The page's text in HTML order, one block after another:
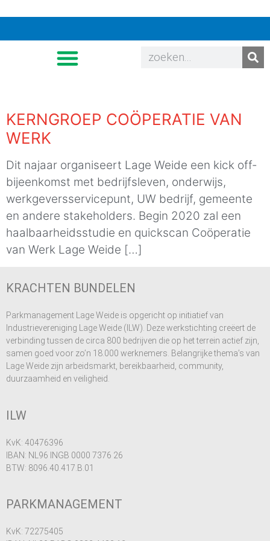
KERNGROEP COÖPERATIE VAN
WERK
Dit najaar organiseert Lage Weide een kick off-
bijeenkomst met bedrijfsleven, onderwijs,
werkgeversservicepunt, UW bedrijf, gemeente
en andere stakeholders. Begin 2020 zal een
haalbaarheidsstudie en quickscan Coöperatie
van Werk Lage Weide […]
KRACHTEN BUNDELEN
Parkmanagement Lage Weide is opgericht op initiatief van
Industrievereniging Lage Weide (ILW). Deze werkstichting creëert de
verbinding tussen de circa 800 bedrijven die op het terrein actief zijn,
samen goed voor zo’n 18.000 werknemers. Belangrijke thema’s van
Lage Weide zijn arbeidsmarkt, bereikbaarheid, community,
duurzaamheid en veiligheid.
ILW
KvK: 40476396
IBAN: NL96 INGB 0000 7376 26
BTW: 8096.40.417.B.01
PARKMANAGEMENT
KvK: 72275405